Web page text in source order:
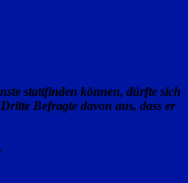
stattfinden können, dürfte sich
Befragte davon aus, dass er